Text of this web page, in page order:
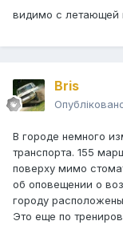
видимо с летающей
Bris
В городе немного
транспорта. 155
поверху мимо
об оповещении о
городу
Это еще по